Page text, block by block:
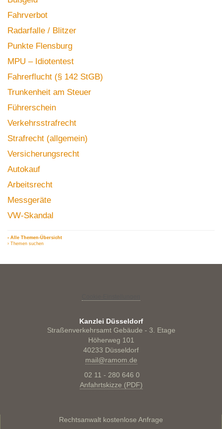
Fahrverbot
Radarfalle / Blitzer
Punkte Flensburg
MPU – Idiotentest
Fahrerflucht (§ 142 StGB)
Trunkenheit am Steuer
Führerschein
Verkehrsstrafrecht
Strafrecht (allgemein)
Versicherungsrecht
Autokauf
Arbeitsrecht
Messgeräte
VW-Skandal
› Alle Themen-Übersicht
› Themen suchen
Kanzlei Düsseldorf
Straßenverkehrsamt Gebäude - 3. Etage
Höherweg 101
40233 Düsseldorf
mail@ramom.de
02 11 - 280 646 0
Anfahrtskizze (PDF)
Rechtsanwalt kostenlose Anfrage